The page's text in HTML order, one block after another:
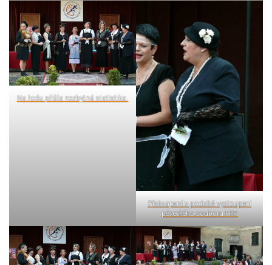
Na řadu přišla nezbytná statistika.
Překvapení v podobě vystoupení
pěveckého souboru FKP.